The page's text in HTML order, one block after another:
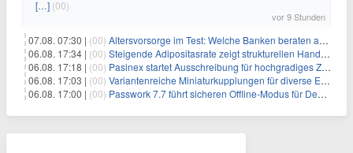
[…] (00)
vor 9 Stunden
07.08. 07:30 | (00) Altersvorsorge im Test: Welche Banken beraten am besten?
06.08. 17:34 | (00) Steigende Adipositasrate zeigt strukturellen Handlungsbedarf bei der Ernährung schulpflichtiger Kinder
06.08. 17:18 | (00) Pasinex startet Ausschreibung für hochgradiges Zinksulfidkonzentrat mit Germanium- und Silbergehalten und stellt ein Betriebsupdate bereit
06.08. 17:03 | (00) Variantenreiche Miniaturkupplungen für diverse Einsatzbereiche
06.08. 17:00 | (00) Passwork 7.7 führt sicheren Offline-Modus für Desktop- und Mobile-Apps ein